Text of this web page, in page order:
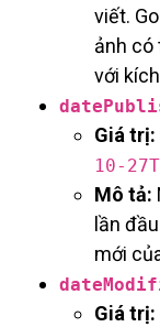
viết.
ảnh có
với
Giá trị:
10-
Mô tả:
lần
mới
Giá trị: